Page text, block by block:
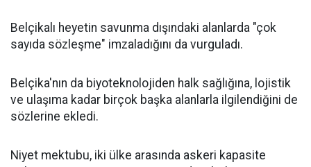
Belçikalı heyetin savunma dışındaki alanlarda "çok
sayıda sözleşme" imzaladığını da vurguladı.
Belçika'nın da biyoteknolojiden halk sağlığına, lojistik
ve ulaşıma kadar birçok başka alanlarla ilgilendiğini de
sözlerine ekledi.
Niyet mektubu, iki ülke arasında askeri kapasite